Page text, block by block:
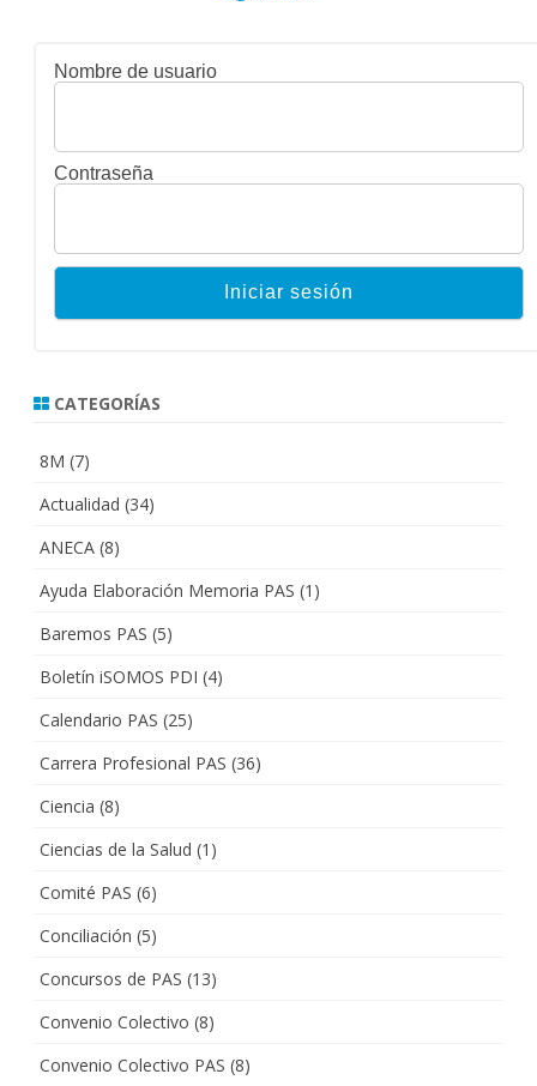
Nombre de usuario
Contraseña
CATEGORÍAS
8M (7)
Actualidad (34)
ANECA (8)
Ayuda Elaboración Memoria PAS (1)
Baremos PAS (5)
Boletín iSOMOS PDI (4)
Calendario PAS (25)
Carrera Profesional PAS (36)
Ciencia (8)
Ciencias de la Salud (1)
Comité PAS (6)
Conciliación (5)
Concursos de PAS (13)
Convenio Colectivo (8)
Convenio Colectivo PAS (8)